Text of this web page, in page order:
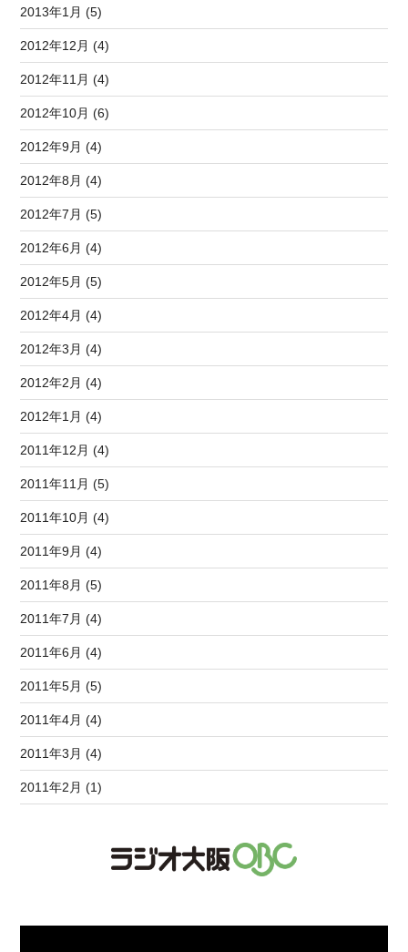
2013年1月 (5)
2012年12月 (4)
2012年11月 (4)
2012年10月 (6)
2012年9月 (4)
2012年8月 (4)
2012年7月 (5)
2012年6月 (4)
2012年5月 (5)
2012年4月 (4)
2012年3月 (4)
2012年2月 (4)
2012年1月 (4)
2011年12月 (4)
2011年11月 (5)
2011年10月 (4)
2011年9月 (4)
2011年8月 (5)
2011年7月 (4)
2011年6月 (4)
2011年5月 (5)
2011年4月 (4)
2011年3月 (4)
2011年2月 (1)